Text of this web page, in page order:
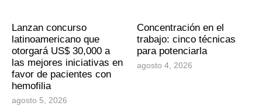
Lanzan concurso
latinoamericano que
otorgará US$ 30,000 a
las mejores iniciativas en
favor de pacientes con
hemofilia
agosto 5, 2026
Concentración en el
trabajo: cinco técnicas
para potenciarla
agosto 4, 2026